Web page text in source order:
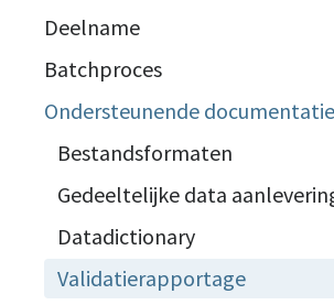
Deelname
Batchproces
Ondersteunende documentatie
Bestandsformaten
Gedeeltelijke data
Datadictionary
Validatierapportage